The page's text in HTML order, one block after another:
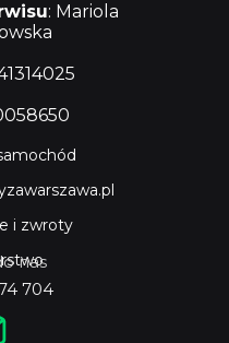
nas
704
: Mariola
i zwroty